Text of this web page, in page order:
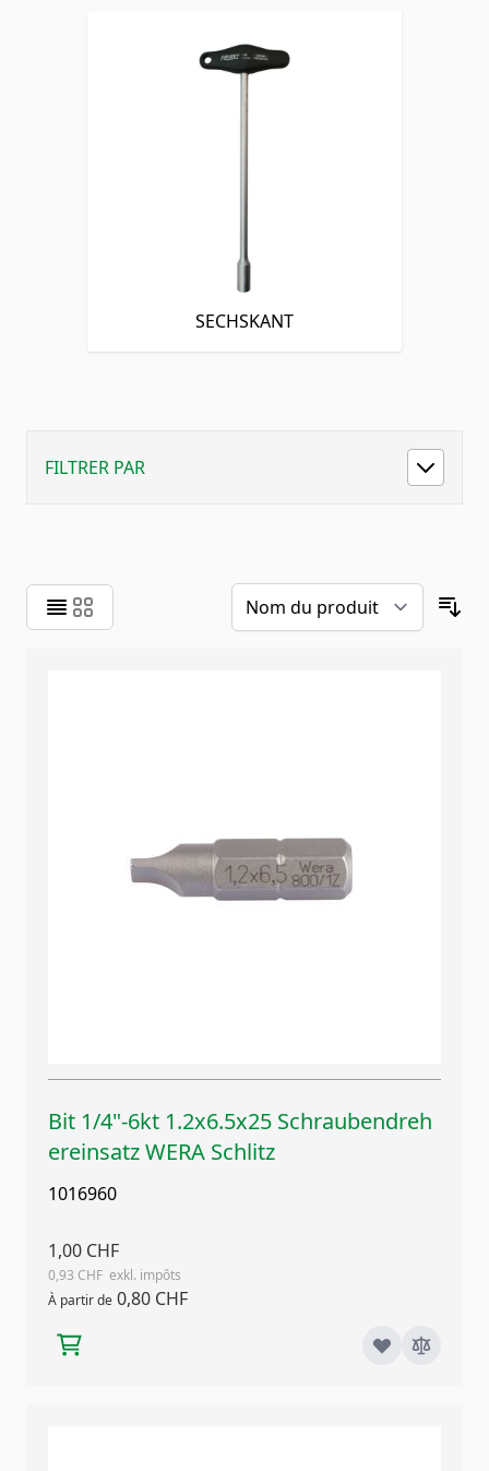
SECHSKANT
FILTRER PAR
Bit 1/4"-6kt 1.2x6.5x25 Schraubendreh
ereinsatz WERA Schlitz
1016960
1,00 CHF
0,93 CHF
À partir de 0,80 CHF